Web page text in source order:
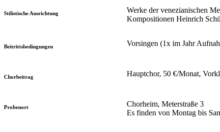
Stilistische Ausrichtung
Werke der venezianischen
Kompositionen Heinrich
Beitrittsbedingungen Vorsingen (1x im Jahr
Chorbeitrag Hauptchor, 50 €/Monat,
Probenort
Chorheim, Meterstraße 3
Es finden von Montag bis